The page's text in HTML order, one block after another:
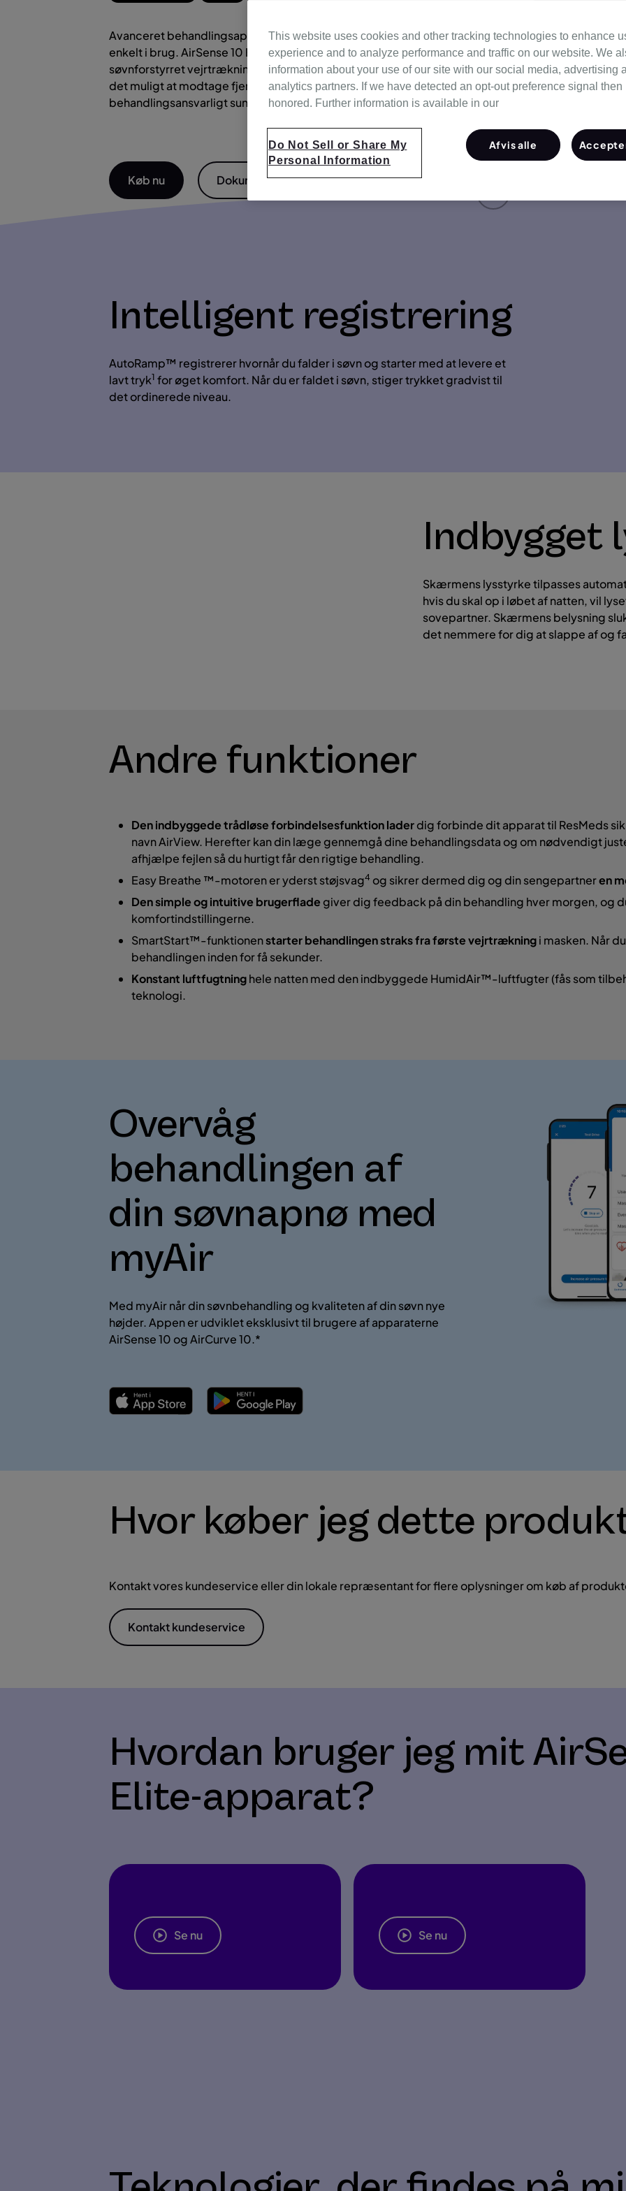
Avanceret behandlingsapparat med fast tryk, der er intuitivt og
enkelt i brug. AirSense 10 Elite er velegnet til forskellige typer af
søvnforstyrret vejrtrækning. Indbygget forbindelsesfunktion gør
det muligt at modtage fjernsupport fra din læge eller andet
behandlingsansvarligt sundhedsfaglige personale.
Køb nu Dokumentation
Intelligent registrering
AutoRamp™ registrerer hvornår du falder i søvn og starter med at levere et
lavt tryk1 for øget komfort. Når du er faldet i søvn, stiger trykket gradvist til
det ordinerede niveau.
Indbygget
Skærmens lysstyrke tilpasses
hvis du skal op i løbet af natten, vil
sovepartner. Skærmens belysning
det nemmere for dig at slappe af og
Andre funktioner
Den indbyggede trådløse forbindelsesfunktion laderdig forbinde dit apparat til ResMeds
navn AirView. Herefter kan din læge gennemgå dine behandlingsdata og om nødvendigt
afhjælpe fejlen så du hurtigt får den rigtige behandling.
Easy Breathe ™-motoren er yderst støjsvag4 og sikrer dermed dig og din sengepartneren
Den simple og intuitive brugerflade giver dig feedback på din behandling hver morgen, og
komfortindstillingerne.
SmartStart™-funktionenstarter behandlingen straks fra første vejrtrækningi masken. Når
behandlingen inden for få sekunder.
Konstant luftfugtninghele natten med den indbyggede HumidAir™-luftfugter (fås som
teknologi.
Overvåg
behandlingen af
din søvnapnø med
myAir
Med myAir når din søvnbehandling og kvaliteten af din søvn nye
højder. Appen er udviklet eksklusivt til brugere af apparaterne
AirSense 10 og AirCurve 10.*
Hvor køber jeg dette
Kontakt vores kundeservice eller din lokale repræsentant for flere oplysninger om køb af
Kontakt kundeservice
Hvordan bruger jeg mit
Elite-apparat?
Se nu Se nu
This website uses cookies and other tracking technologies to enhance
experience and to analyze performance and traffic on our website. We
information about your use of our site with our social media, advertising
analytics partners. If we have detected an opt-out preference signal
honored. Further information is available in our
Do Not Sell or Share My
Personal Information
Afvis alle